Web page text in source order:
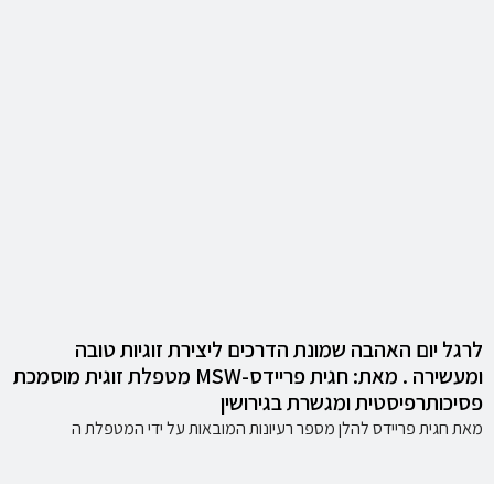
לרגל יום האהבה שמונת הדרכים ליצירת זוגיות טובה
ומעשירה . מאת: חגית פריידס-MSW מטפלת זוגית מוסמכת
פסיכותרפיסטית ומגשרת בגירושין
מאת חגית פריידס להלן מספר רעיונות המובאות על ידי המטפלת ה